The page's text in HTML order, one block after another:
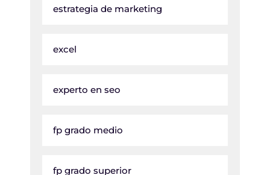
estrategia de marketing
excel
experto en seo
fp grado medio
fp grado superior